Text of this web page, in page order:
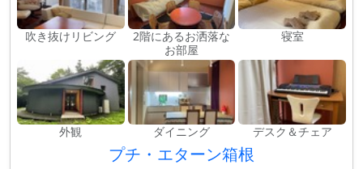
吹き抜けリビング
2階にあるお洒落な
お部屋
寝室
外観 ダイニング デスク＆チェア
プチ・エターン箱根